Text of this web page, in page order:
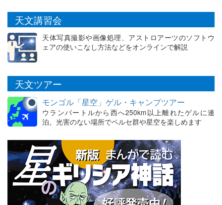
天文講習会
天体写真撮影や画像処理、アストロアーツのソフトウ
ェアの使いこなし方法などをオンラインで解説
天文ツアー
モンゴル「星空」ゲル・キャンプツアー
ウランバートルから西へ250km以上離れたゲルに連
泊。光害のない場所でペルセ群や星空を楽しめます